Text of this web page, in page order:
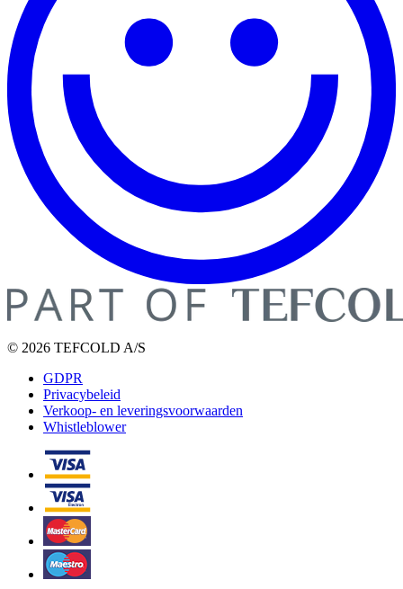
© 2026 TEFCOLD A/S
GDPR
Privacybeleid
Verkoop- en leveringsvoorwaarden
Whistleblower